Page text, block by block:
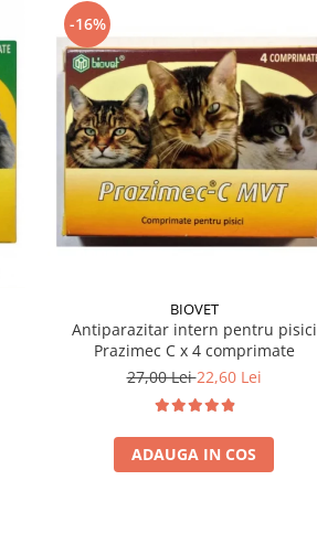
-16%
BIOVET
Antiparazitar intern pentru pisici
Prazimec C x 4 comprimate
27,00 Lei22,60 Lei
ADAUGA IN COS